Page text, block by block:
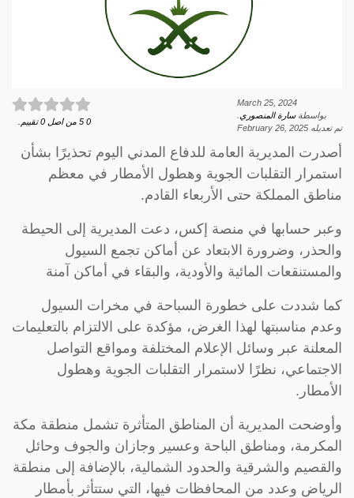
March 25, 2024
بواسطةسارة المنصوري
تم تعديله February 26, 2025
0
5 من اصل 0 تقييم.
أصدرت المديرية العامة للدفاع المدني اليوم تحذيرًا بشأن
استمرار التقلبات الجوية وهطول الأمطار في معظم
مناطق المملكة حتى الأربعاء القادم.
وعبر حسابها في منصة إكس، دعت المديرية إلى الحيطة
والحذر، وضرورة الابتعاد عن أماكن تجمع السيول
والمستنقعات المائية والأودية، والبقاء في أماكن آمنة
كما شددت على خطورة السباحة في مخرات السيول
وعدم مناسبتها لهذا الغرض، مؤكدة على الالتزام بالتعليمات
المعلنة عبر وسائل الإعلام المختلفة ومواقع التواصل
الاجتماعي، نظرًا لاستمرار التقلبات الجوية وهطول
الأمطار.
وأوضحت المديرية أن المناطق المتأثرة تشمل منطقة مكة
المكرمة، ومناطق الباحة وعسير وجازان والجوف وحائل
والقصيم والشرقية والحدود الشمالية، بالإضافة إلى منطقة
الرياض وعدد من المحافظات فيها، التي ستتأثر بأمطار